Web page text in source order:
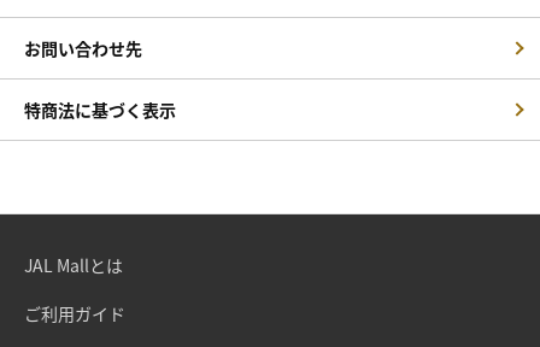
お問い合わせ先
特商法に基づく表示
JAL Mallとは
ご利用ガイド